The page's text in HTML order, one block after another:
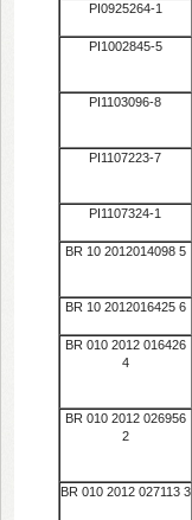
PI0925264-1
PI1002845-5
PI1103096-8
PI1107223-7
PI1107324-1
BR 10 2012014098 5
BR 10 2012016425 6
BR 010 2012 016426
4
BR 010 2012 026956
2
BR 010 2012 027113 3